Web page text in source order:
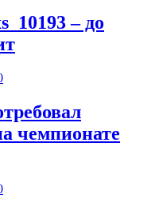
– до
чемпионате